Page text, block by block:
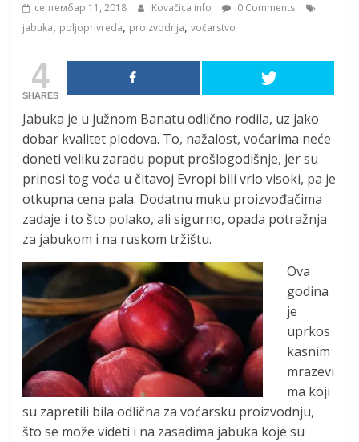
септембар 11, 2018 Kovačica info
0 Comments
jabuka, poljoprivreda, proizvodnja,voćarstvo
4
SHARES
Jabuka je u južnom Banatu odlično rodila, uz jako
dobar kvalitet plodova. To, nažalost, voćarima neće
doneti veliku zaradu poput prošlogodišnje, jer su
prinosi tog voća u čitavoj Evropi bili vrlo visoki, pa je
otkupna cena pala. Dodatnu muku proizvođačima
zadaje i to što polako, ali sigurno, opada potražnja
za jabukom i na ruskom tržištu.
Ova
godina
je
uprkos
kasnim
mrazevi
ma koji
su zapretili bila odlična za voćarsku proizvodnju,
što se može videti i na zasadima jabuka koje su